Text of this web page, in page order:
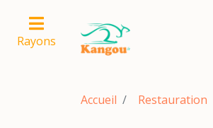
Rayons
Accueil Restauration